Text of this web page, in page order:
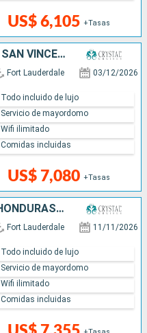
US$ 6,105 +Tasas
ESTADOS UNIDOS, FRANCIA, SAN VINCENT Y LAS GRANADINAS, SANTA LUCIA, PUERTO RICO, ANTIGUA Y BARBUDA
Fort Lauderdale 03/12/2026
US$ 7,080 +Tasas
Todo incluido de lujo
Servicio de mayordomo
Wifi ilimitado
Comidas incluidas
ESTADOS UNIDOS, MÉXICO, HONDURAS, JAMAICA, ISLAS CAIMÁN
Fort Lauderdale 11/11/2026
Todo incluido de lujo
Servicio de mayordomo
Wifi ilimitado
Comidas incluidas